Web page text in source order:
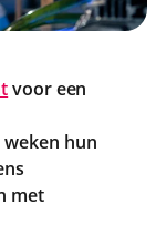
voor een
hun
met